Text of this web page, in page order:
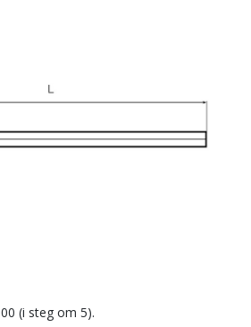
(i steg om 5).